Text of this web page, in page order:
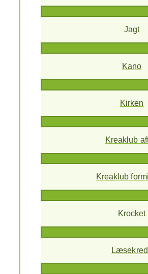
Jagt
Kano
Kirken
Kreaklub
Kreaklub
Krocket